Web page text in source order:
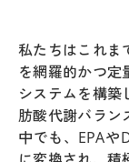
国
生
理化学研究
理化学研究
私たちはこれま
を網羅的かつ定
システムを構築
肪酸代謝バラン
中でも、EPA